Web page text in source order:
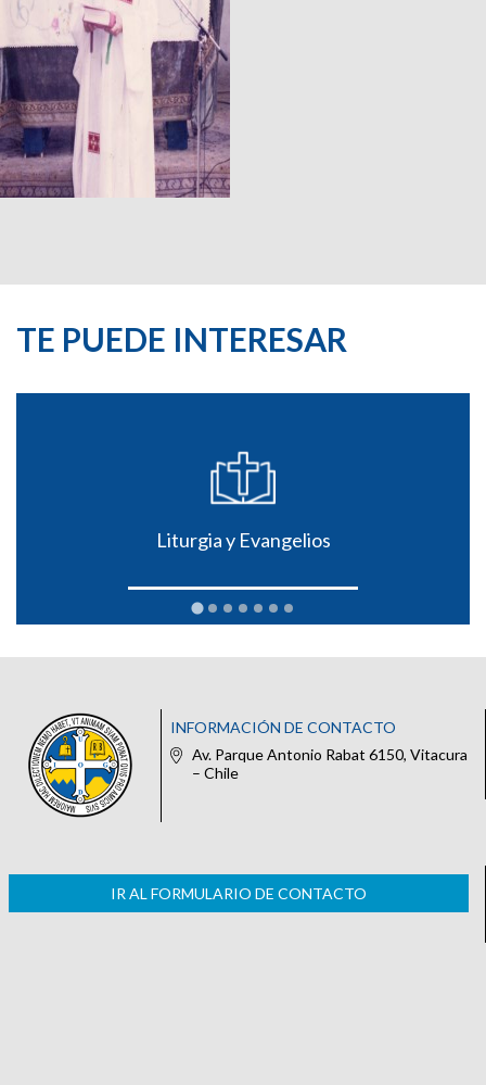
TE PUEDE INTERESAR
Liturgia y Evangelios
INFORMACIÓN DE CONTACTO
Av. Parque Antonio Rabat 6150, Vitacura
– Chile
IR AL FORMULARIO DE CONTACTO